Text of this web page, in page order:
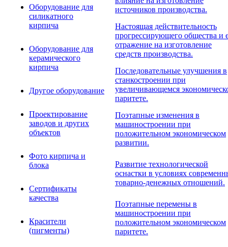
Оборудование для
силикатного
кирпича
Оборудование для
керамического
кирпича
Другое оборудование
Проектирование
заводов и других
объектов
Фото кирпича и
блока
Сертификаты
качества
Красители
(пигменты)
источников производства.
Настоящая действительность
прогрессирующего общества и
отражение на изготовление
средств производства.
Последовательные улучшения в
станкостроении при
увеличивающемся
паритете.
Поэтапные изменения в
машиностроении при
положительном экономическом
развитии.
Развитие технологической
оснастки в условиях
товарно-денежных отношений.
Поэтапные перемены в
машиностроении при
положительном экономическом
паритете.